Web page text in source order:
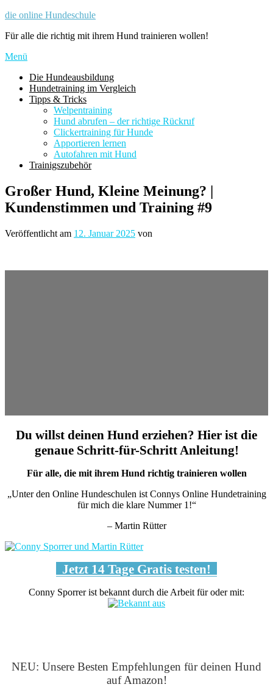
Zum
springen
die online Hundeschule
Für alle die richtig mit ihrem Hund trainieren wollen!
Menü
Die Hundeausbildung
Hundetraining im Vergleich
Tipps & Tricks
Welpentraining
Hund abrufen – der richtige Rückruf
Clickertraining für Hunde
Apportieren lernen
Autofahren mit Hund
Trainigszubehör
Großer Hund, Kleine Meinung? |
Kundenstimmen und Training #9
Veröffentlicht am 12. Januar 2025 von
Du willst deinen Hund erziehen? Hier ist die
genaue Schritt-für-Schritt Anleitung!
Für alle, die mit ihrem Hund richtig trainieren wollen
„Unter den Online Hundeschulen ist Connys Online Hundetraining
für mich die klare Nummer 1!“
– Martin Rütter
Jetzt 14 Tage Gratis testen!
Conny Sporrer ist bekannt durch die Arbeit für oder mit:
NEU: Unsere Besten Empfehlungen für deinen Hund
auf Amazon!